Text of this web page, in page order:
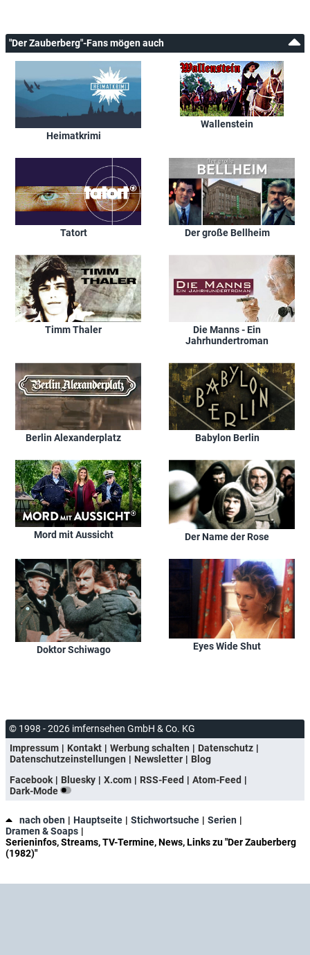
"Der Zauberberg"-Fans mögen auch
Heimatkrimi
Wallenstein
Tatort Der große Bellheim
Timm Thaler
Die Manns - Ein
Jahrhundertroman
Berlin Alexanderplatz Babylon Berlin
Mord mit Aussicht Der Name der Rose
Doktor Schiwago Eyes Wide Shut
© 1998 - 2026 imfernsehen GmbH & Co. KG
Impressum
Kontakt Werbung schalten
Datenschutz
Datenschutzeinstellungen
Newsletter
Blog
Facebook
Bluesky X.com RSS-Feed
Atom-Feed
Dark-Mode
nach oben Hauptseite Stichwortsuche
Serien
Dramen & Soaps
Serieninfos, Streams, TV-Termine, News, Links zu "Der Zauberberg
(1982)"